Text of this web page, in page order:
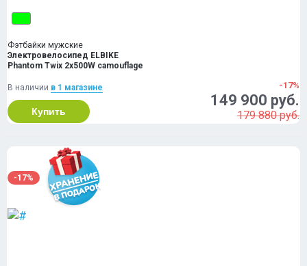
Фэтбайки мужские
Электровелосипед ELBIKE
Phantom Twix 2x500W camouflage
В наличии в 1 магазинe
Купить
-17%
149 900 руб.
179 880 руб.
-17%